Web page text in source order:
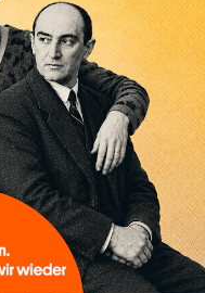
mindestens bis
fort (ich verzichte
weil sie je nach
unterschiedlich
im Zeit- oder
Dann aber
zu anderen reifen
Großbritannien
verlangsamte
sondern absolute